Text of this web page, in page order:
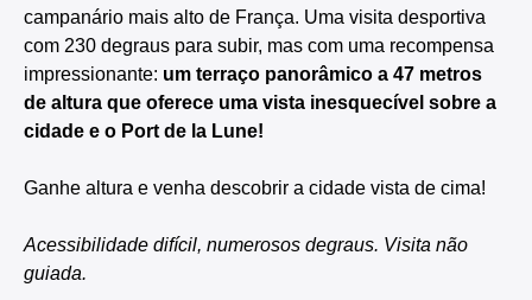
campanário mais alto de França. Uma visita desportiva
com 230 degraus para subir, mas com uma recompensa
impressionante: um terraço panorâmico a 47 metros
de altura que oferece uma vista inesquecível sobre a
cidade e o Port de la Lune!
Ganhe altura e venha descobrir a cidade vista de cima!
Acessibilidade difícil, numerosos degraus. Visita não
guiada.